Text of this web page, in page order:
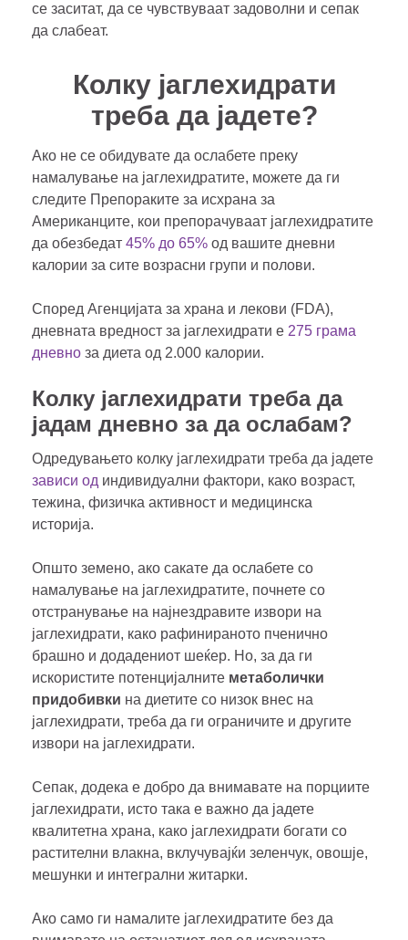
се заситат, да се чувствуваат задоволни и сепак
да слабеат.
Колку јаглехидрати
треба да јадете?
Ако не се обидувате да ослабете преку
намалување на јаглехидратите, можете да ги
следите Препораките за исхрана за
Американците, кои препорачуваат јаглехидратите
да обезбедат 45% до 65% од вашите дневни
калории за сите возрасни групи и полови.
Според Агенцијата за храна и лекови (FDA),
дневната вредност за јаглехидрати е 275 грама
дневно за диета од 2.000 калории.
Колку јаглехидрати треба да
јадам дневно за да ослабам?
Одредувањето колку јаглехидрати треба да јадете
зависи од индивидуални фактори, како возраст,
тежина, физичка активност и медицинска
историја.
Општо земено, ако сакате да ослабете со
намалување на јаглехидратите, почнете со
отстранување на најнездравите извори на
јаглехидрати, како рафинираното пченично
брашно и додадениот шеќер. Но, за да ги
искористите потенцијалните метаболички
придобивки на диетите со низок внес на
јаглехидрати, треба да ги ограничите и другите
извори на јаглехидрати.
Сепак, додека е добро да внимавате на порциите
јаглехидрати, исто така е важно да јадете
квалитетна храна, како јаглехидрати богати со
растителни влакна, вклучувајќи зеленчук, овошје,
мешунки и интегрални житарки.
Ако само ги намалите јаглехидратите без да